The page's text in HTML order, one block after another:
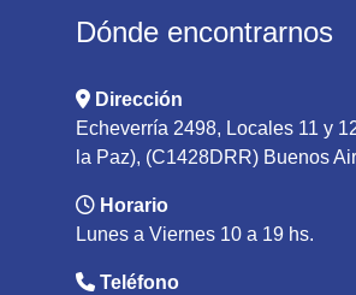
Dónde encontrarnos
Dirección
Echeverría 2498, Locales 11 y
la Paz), (C1428DRR) Buenos
Horario
Lunes a Viernes 10 a 19 hs.
Teléfono